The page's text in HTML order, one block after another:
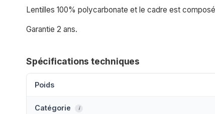
Lentilles 100% polycarbonate et le cadre est
Garantie 2 ans.
Spécifications techniques
Poids
Catégorie i